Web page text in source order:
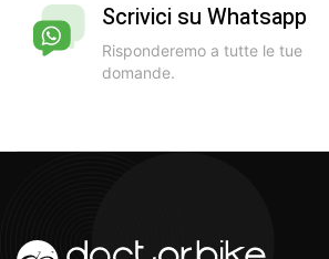
Scrivici su Whatsapp
Risponderemo a tutte le tue
domande.